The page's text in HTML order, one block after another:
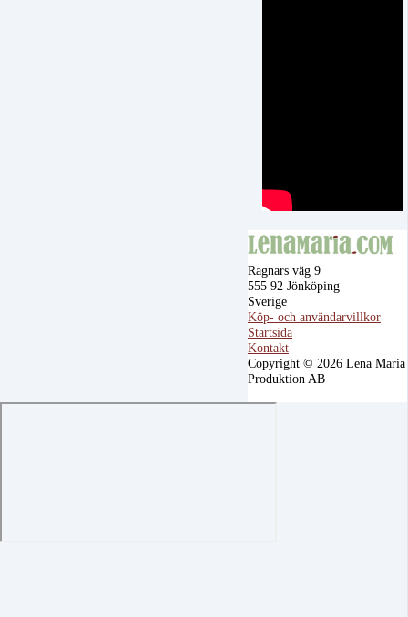
Ragnars väg 9
555 92 Jönköping
Sverige
Köp- och användarvillkor
Startsida
Kontakt
Copyright © 2026 Lena Maria
Produktion AB